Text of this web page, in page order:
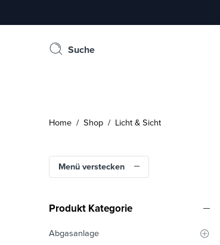
Suche
Home / Shop / Licht & Sicht
Menü verstecken
Produkt Kategorie
Abgasanlage